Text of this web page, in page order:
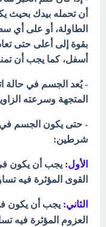
أن تحمله بيدك
الطاولة، أو على أي
بقوة إلى أعلى حتى
أسفل،كما يجب أن
- يُعد الجسم في حالة
المتجهة وسرعته
- حتى يكون الجسم في
شرطين:
الأول: يجب أن يكون
القوى المؤثرة فيه
الثاني: يجب أن يكون
العزوم المؤثرة فيه